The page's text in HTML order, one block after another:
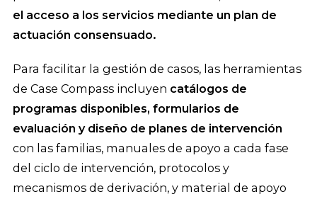
el acceso a los servicios mediante un plan de
actuación consensuado.
Para facilitar la gestión de casos, las herramientas
de Case Compass incluyen catálogos de
programas disponibles, formularios de
evaluación y diseño de planes de intervención
con las familias, manuales de apoyo a cada fase
del ciclo de intervención, protocolos y
mecanismos de derivación, y material de apoyo